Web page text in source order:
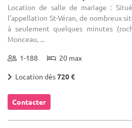
Location de salle de mariage :
l'appellation St-Véran, de nombreux
à seulement quelques minutes
Monceau, ...
1-188 20 max
Location dès720 €
Contacter